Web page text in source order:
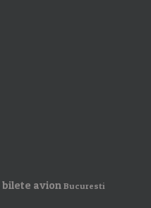
bilete avion Bucuresti